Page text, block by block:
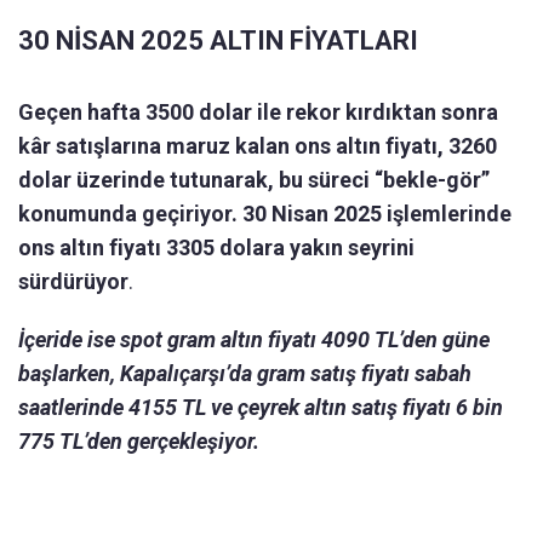
30 NİSAN 2025 ALTIN FİYATLARI
Geçen hafta 3500 dolar ile rekor kırdıktan sonra
kâr satışlarına maruz kalan ons altın fiyatı, 3260
dolar üzerinde tutunarak, bu süreci “bekle-gör”
konumunda geçiriyor. 30 Nisan 2025 işlemlerinde
ons altın fiyatı 3305 dolara yakın seyrini
sürdürüyor.
İçeride ise spot gram altın fiyatı 4090 TL’den güne
başlarken, Kapalıçarşı’da gram satış fiyatı sabah
saatlerinde 4155 TL ve çeyrek altın satış fiyatı 6 bin
775 TL’den gerçekleşiyor.